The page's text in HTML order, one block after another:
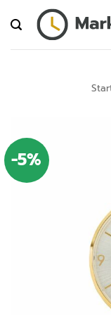
Inhalt
springen
-5%